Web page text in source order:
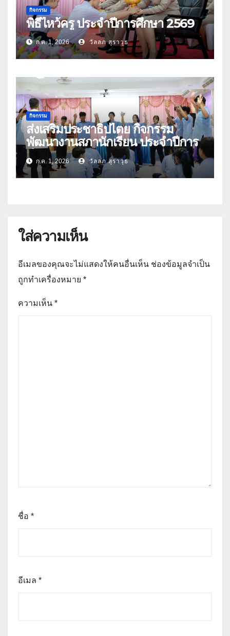
กิจกรรม
พิธีไหว้ครู ประจำปีการศึกษา 2569
ก.ค. 1, 2026 วัลลภ สุราวุธ
กิจกรรม
ส่งเสริมประชาธิปไตย กิจกรรม
พัฒนางานสภานักเรียน ประจำปีการ
ศึกษา 2569
ก.ค. 1, 2026 วัลลภ สุราวุธ
ใส่ความเห็น
อีเมลของคุณจะไม่แสดงให้คนอื่นเห็น ช่องข้อมูลจำเป็น
ถูกทำเครื่องหมาย *
ความเห็น *
ชื่อ *
อีเมล *